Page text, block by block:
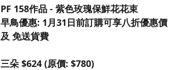
PF 158作品 - 紫色玫瑰保鮮花花束
早鳥優惠: 1月31日前訂購可享八折優惠價
及 免送貨費
三朵 $624 (原價: $780)